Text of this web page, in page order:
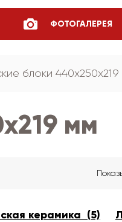
ФОТОГАЛЕРЕЯ
блоки 440х250х219
мм
керамика (5)